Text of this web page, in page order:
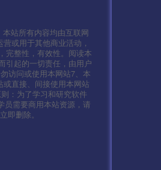
站所有内容均由互联网
或用于其他商业活动，
完整性，有效性。阅读本
引起的一切责任，由用户
访问或使用本网站7、本
直接、间接使用本网站
：为了学习和研究软件
员需要商用本站资源，请
即删除。